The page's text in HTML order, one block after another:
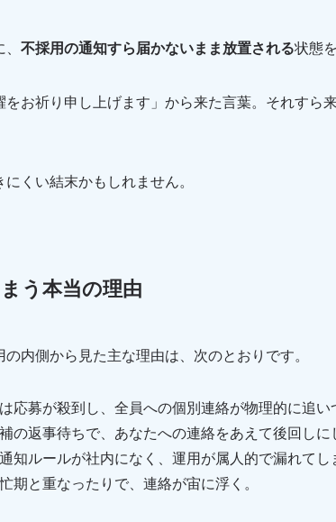
不採用の通知すら届かないまま放置される状態
をお祈り申し上げます」から来た言葉。それすら
くい結末かもしれません。
う本当の理由
内側から見た主な理由は、次のとおりです。
募が殺到し、全員への個別連絡が物理的に追い
返事待ちで、あなたへの連絡をあえて後回しに
ルールが社内になく、運用が属人的で漏れてし
と重なったりで、連絡が宙に浮く。